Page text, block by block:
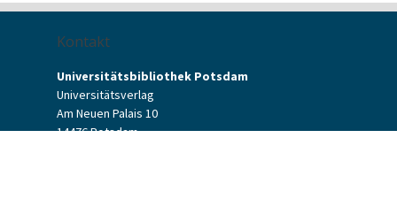
Kontakt
Universitätsbibliothek Potsdam
Universitätsverlag
Am Neuen Palais 10
14476 Potsdam